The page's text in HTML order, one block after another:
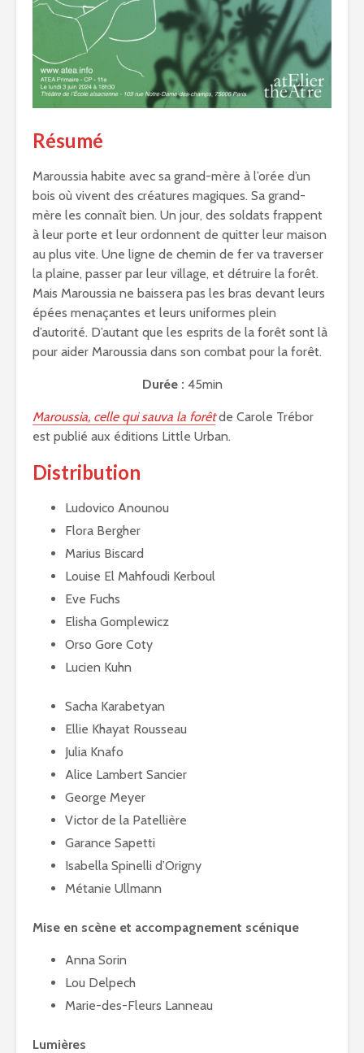
Résumé
Maroussia habite avec sa grand-mère à l’orée d’un
bois où vivent des créatures magiques. Sa grand-
mère les connaît bien. Un jour, des soldats frappent
à leur porte et leur ordonnent de quitter leur maison
au plus vite. Une ligne de chemin de fer va traverser
la plaine, passer par leur village, et détruire la forêt.
Mais Maroussia ne baissera pas les bras devant leurs
épées menaçantes et leurs uniformes plein
d’autorité. D’autant que les esprits de la forêt sont là
pour aider Maroussia dans son combat pour la forêt.
Durée : 45min
Maroussia, celle qui sauva la forêtde Carole Trébor
est publié aux éditions Little Urban.
Distribution
Ludovico Anounou
Flora Bergher
Marius Biscard
Louise El Mahfoudi Kerboul
Eve Fuchs
Elisha Gomplewicz
Orso Gore Coty
Lucien Kuhn
Sacha Karabetyan
Ellie Khayat Rousseau
Julia Knafo
Alice Lambert Sancier
George Meyer
Victor de la Patellière
Garance Sapetti
Isabella Spinelli d’Origny
Métanie Ullmann
Mise en scène et accompagnement scénique
Anna Sorin
Lou Delpech
Marie-des-Fleurs Lanneau
Lumières